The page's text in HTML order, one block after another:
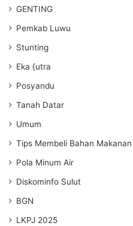
GENTING
Pemkab Luwu
Stunting
Eka {utra
Posyandu
Tanah Datar
Umum
Tips Membeli Bahan Makanan
Pola Minum Air
Diskominfo Sulut
BGN
LKPJ 2025